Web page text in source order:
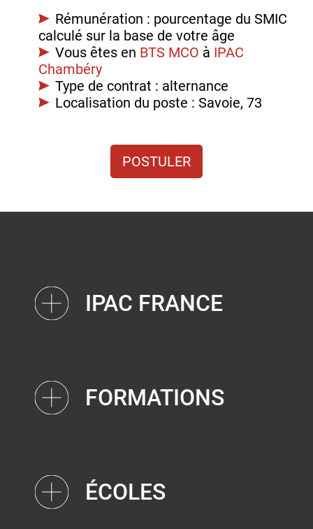
Rémunération : pourcentage du SMIC
calculé sur la base de votre âge
Vous êtes en BTS MCO à IPAC
Chambéry
Type de contrat : alternance
Localisation du poste : Savoie, 73
POSTULER
IPAC FRANCE
FORMATIONS
ÉCOLES